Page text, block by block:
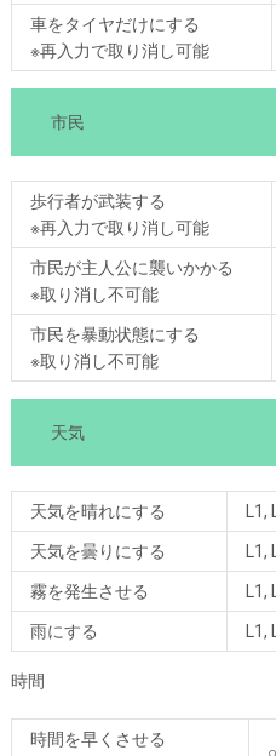
車をタイヤだけにする
※再入力で取り消し可能
市民
歩行者が武装する
※再入力で取り消し可能
市民が主人公に襲いかかる
※取り消し不可能
市民を暴動状態にする
※取り消し不可能
天気
天気を晴れにする
天気を曇りにする
霧を発生させる
雨にする
時間
時間を早くさせる